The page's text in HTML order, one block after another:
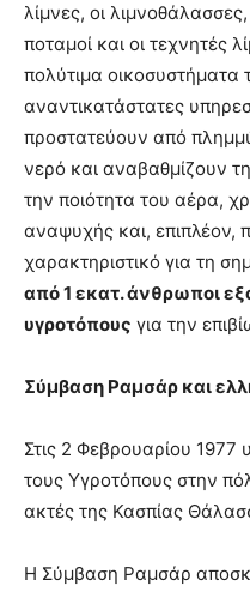
λίμνες, οι
ποταμοί και οι τεχνητές
πολύτιμα
αναντικατάστατες
προστατεύουν από
νερό και αναβαθμίζουν
την ποιότητα του αέρα,
αναψυχής και, επιπλέον,
χαρακτηριστικό για τη
από 1 εκατ. άνθρωποι
υγροτόπους για την
Σύμβαση Ραμσάρ και
Στις 2 Φεβρουαρίου
τους Υγροτόπους στην
ακτές της Κασπίας
Η Σύμβαση Ραμσάρ